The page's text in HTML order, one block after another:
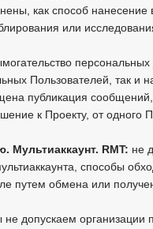
как способ
или
Пользователей, так и
публикация
к Проекту, от одного
Мультиаккаунт. RMT: не
способы
путем обмена или
не допускаем организации